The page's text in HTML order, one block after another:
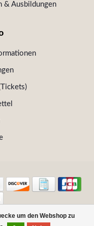
um den Webshop zu
& Ausbildungen
- Die VINOTHEK in